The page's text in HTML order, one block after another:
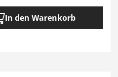
In den Warenkorb